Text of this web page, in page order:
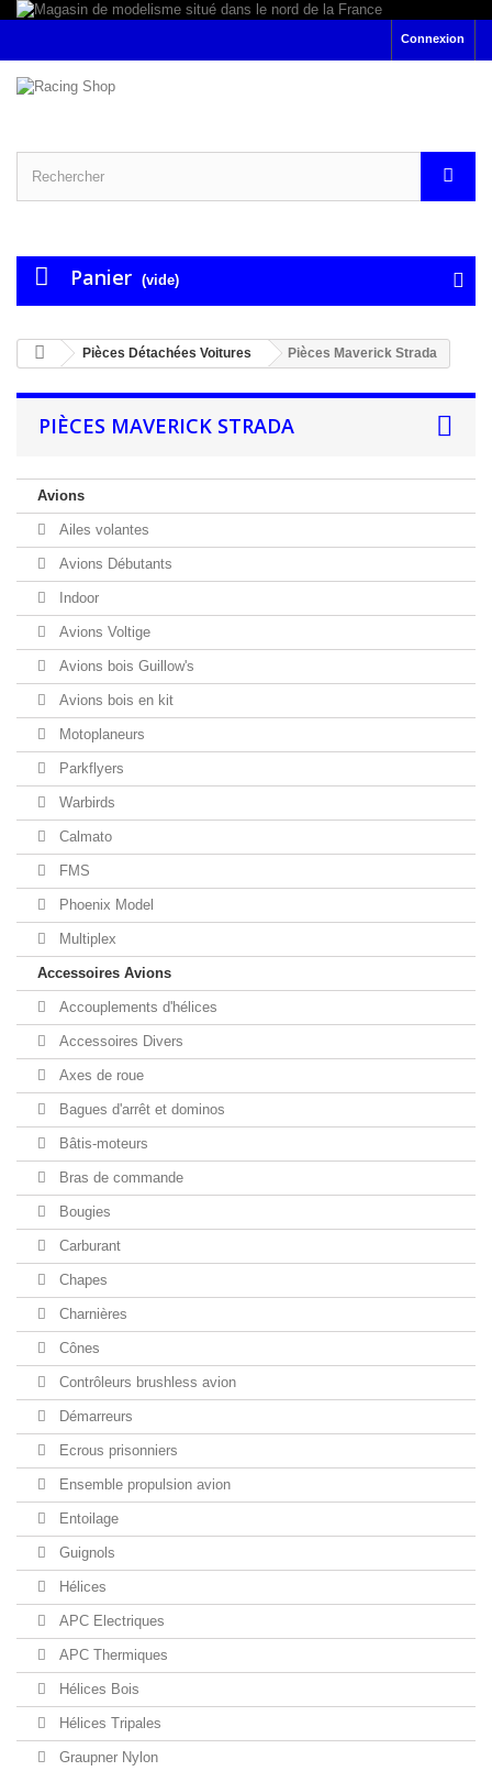
Connexion
Panier (vide)
Pièces Détachées Voitures Pièces Maverick Strada
PIÈCES MAVERICK STRADA
Avions
Ailes volantes
Avions Débutants
Indoor
Avions Voltige
Avions bois Guillow's
Avions bois en kit
Motoplaneurs
Parkflyers
Warbirds
Calmato
FMS
Phoenix Model
Multiplex
Accessoires Avions
Accouplements d'hélices
Accessoires Divers
Axes de roue
Bagues d'arrêt et dominos
Bâtis-moteurs
Bras de commande
Bougies
Carburant
Chapes
Charnières
Cônes
Contrôleurs brushless avion
Démarreurs
Ecrous prisonniers
Ensemble propulsion avion
Entoilage
Guignols
Hélices
APC Electriques
APC Thermiques
Hélices Bois
Hélices Tripales
Graupner Nylon